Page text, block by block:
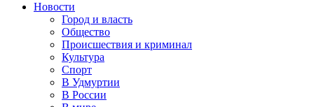
Новости
Город и власть
Общество
Происшествия и криминал
Культура
Спорт
В Удмуртии
В России